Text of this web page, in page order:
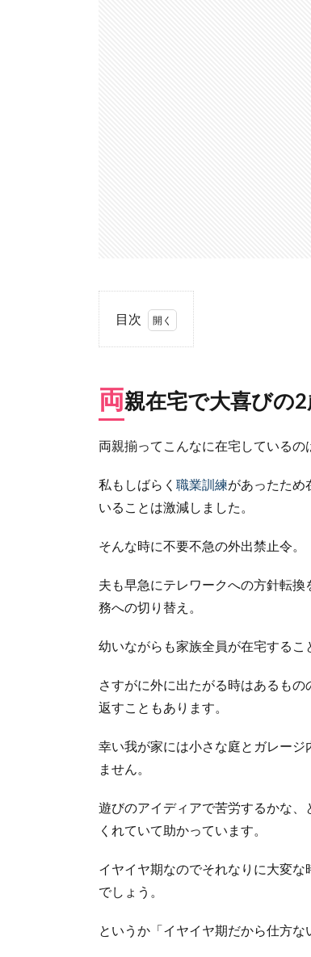
目次
1.
在
宅
大
び
の2
仕事
なめ
ワー
子ど
の時
満喫
3.
追
い
世
を
両親在宅で大喜びの
両親揃ってこんなに在宅しているの
私もしばらく 職業訓練があったため
いることは激減しました。
そんな時に不要不急の外出禁止令。
夫も早急にテレワークへの方針転
務への切り替え。
幼いながらも家族全員が在宅するこ
さすがに外に出たがる時はあるも
返すこともあります。
幸い我が家には小さな庭とガレー
ません。
遊びのアイディアで苦労するかな
くれていて助かっています。
イヤイヤ期なのでそれなりに大変
でしょう。
というか「イヤイヤ期だから仕方な